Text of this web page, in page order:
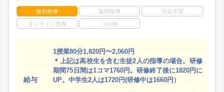
個別指導 集団指導 自立学習
オンライン指導 その他
給与
1授業80分1,820円〜2,060円
＊上記は高校生を含む生徒2人の指導の場合。研修
期間75日間は1コマ1760円。研修終了後に1820円に
UP。中学生2人は1720円(研修中は1660円）